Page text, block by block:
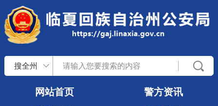
搜全州
网站首页
警方资讯